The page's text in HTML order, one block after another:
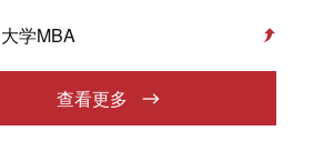
学MBA
查看更多